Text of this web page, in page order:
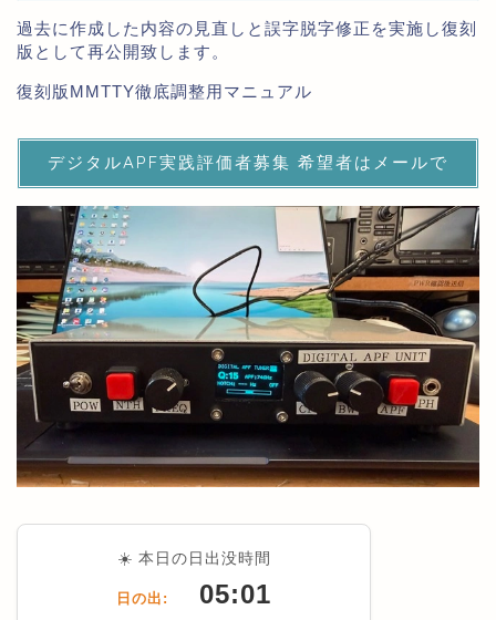
過去に作成した内容の見直しと誤字脱字修正を実施し復刻
版として再公開致します。
復刻版MMTTY徹底調整用マニュアル
デジタルAPF実践評価者募集 希望者はメールで
☀️ 本日の日出没時間
日の出: 05:01